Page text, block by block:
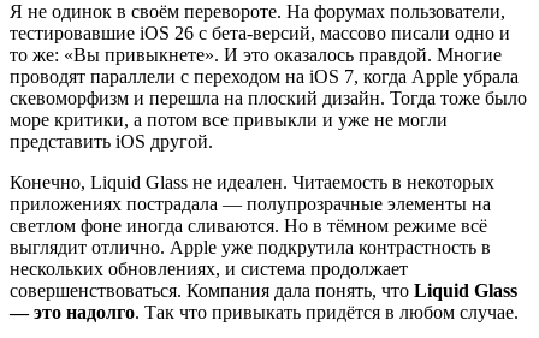
Я не одинок в своём перевороте. На форумах пользователи,
тестировавшие iOS 26 с бета-версий, массово писали одно и
то же: «Вы привыкнете». И это оказалось правдой. Многие
проводят параллели с переходом на iOS 7, когда Apple убрала
скевоморфизм и перешла на плоский дизайн. Тогда тоже было
море критики, а потом все привыкли и уже не могли
представить iOS другой.
Конечно, Liquid Glass не идеален. Читаемость в некоторых
приложениях пострадала — полупрозрачные элементы на
светлом фоне иногда сливаются. Но в тёмном режиме всё
выглядит отлично. Apple уже подкрутила контрастность в
нескольких обновлениях, и система продолжает
совершенствоваться. Компания дала понять, что Liquid Glass
— это надолго. Так что привыкать придётся в любом случае.